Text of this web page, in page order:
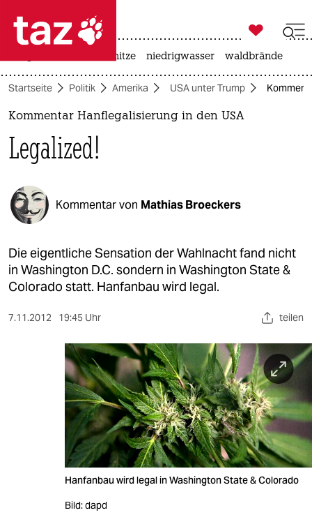
 taz zahl ich
taz zahl ich
politik
öko
gesellschaft
kultur
sport
berlin
wahrheit
veranstaltungen

taz zahl ich
hitze niedrigwasser waldbrände
Startseite Politik Amerika USA unter Trump
Kommentar Hanflegalisierung in den USA
Legalized!
Kommentar von Mathias Broeckers
Die eigentliche Sensation der Wahlnacht fand nicht
in Washington D.C. sondern in Washington State &
Colorado statt. Hanfanbau wird legal.
7.11.2012 19:45 Uhr teilen
Hanfanbau wird legal in Washington State & Colorado
Bild: dapd